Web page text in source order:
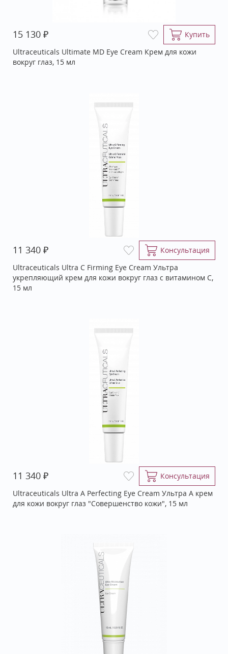
15 130 ₽
Купить
Ultraceuticals Ultimate MD Eye Cream Крем для кожи
вокруг глаз, 15 мл
11 340 ₽
Консультация
Ultraceuticals Ultra C Firming Eye Cream Ультра
укрепляющий крем для кожи вокруг глаз с витамином С,
15 мл
11 340 ₽
Консультация
Ultraceuticals Ultra A Perfecting Eye Cream Ультра А крем
для кожи вокруг глаз "Совершенство кожи", 15 мл